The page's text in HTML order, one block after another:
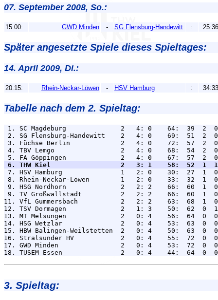
07. September 2008, So.:
15.00: GWD Minden - SG Flensburg-Handewitt : 25:36
Später angesetzte Spiele dieses Spieltages:
14. April 2009, Di.:
20.15: Rhein-Neckar-Löwen - HSV Hamburg : 34:33
Tabelle nach dem 2. Spieltag:
1. SC Magdeburg              2   4: 0    64:  39  2
2. SG Flensburg-Handewitt    2   4: 0    69:  51  2
3. Füchse Berlin             2   4: 0    72:  57  2
4. TBV Lemgo                 2   4: 0    68:  54  2
6. THW Kiel                  2   3: 1    58:  52  1
7. HSV Hamburg               1   2: 0    30:  27  1
8. Rhein-Neckar-Löwen        1   2: 0    33:  32  1
9. HSG Nordhorn              2   2: 2    66:  60  1
9. TV Großwallstadt          2   2: 2    66:  60  1
11. VfL Gummersbach           2   2: 2    63:  68  1
12. TSV Dormagen              2   1: 3    50:  62  0
13. MT Melsungen              2   0: 4    56:  64  0
14. HSG Wetzlar               2   0: 4    53:  63  0
15. HBW Balingen-Weilstetten  2   0: 4    50:  63  0
16. Stralsunder HV            2   0: 4    55:  72  0
17. GWD Minden                2   0: 4    53:  72  0
3. Spieltag: